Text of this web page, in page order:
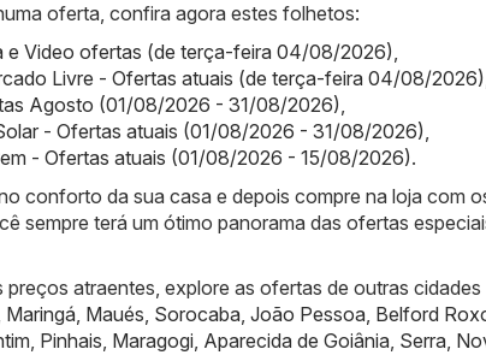
oferta, confira agora estes folhetos:
e Video ofertas (de terça-feira 04/08/2026),
Livre - Ofertas atuais (de terça-feira 04/08/2026)
Agosto (01/08/2026 - 31/08/2026),
- Ofertas atuais (01/08/2026 - 31/08/2026),
- Ofertas atuais (01/08/2026 - 15/08/2026).
conforto da sua casa e depois compre na loja com
sempre terá um ótimo panorama das ofertas
preços atraentes, explore as ofertas de outras cidades
Maringá, Maués, Sorocaba, João Pessoa, Belford
, Pinhais, Maragogi, Aparecida de Goiânia, Serra,